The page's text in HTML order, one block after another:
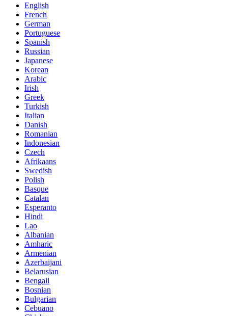
English
French
German
Portuguese
Spanish
Russian
Japanese
Korean
Arabic
Irish
Greek
Turkish
Italian
Danish
Romanian
Indonesian
Czech
Afrikaans
Swedish
Polish
Basque
Catalan
Esperanto
Hindi
Lao
Albanian
Amharic
Armenian
Azerbaijani
Belarusian
Bengali
Bosnian
Bulgarian
Cebuano